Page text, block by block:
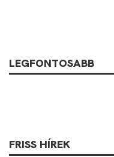
LEGFONTOSABB
FRISS HÍREK